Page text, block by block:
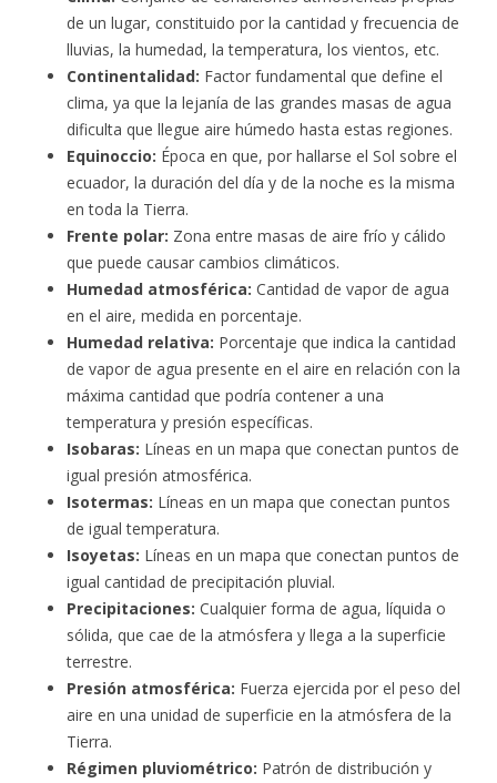
de un lugar, constituido por la cantidad y frecuencia de
lluvias, la humedad, la temperatura, los vientos, etc.
Continentalidad: Factor fundamental que define el
clima, ya que la lejanía de las grandes masas de agua
dificulta que llegue aire húmedo hasta estas regiones.
Equinoccio: Época en que, por hallarse el Sol sobre el
ecuador, la duración del día y de la noche es la misma
en toda la Tierra.
Frente polar: Zona entre masas de aire frío y cálido
que puede causar cambios climáticos.
Humedad atmosférica: Cantidad de vapor de agua
en el aire, medida en porcentaje.
Humedad relativa: Porcentaje que indica la cantidad
de vapor de agua presente en el aire en relación con la
máxima cantidad que podría contener a una
temperatura y presión específicas.
Isobaras: Líneas en un mapa que conectan puntos de
igual presión atmosférica.
Isotermas: Líneas en un mapa que conectan puntos
de igual temperatura.
Isoyetas: Líneas en un mapa que conectan puntos de
igual cantidad de precipitación pluvial.
Precipitaciones: Cualquier forma de agua, líquida o
sólida, que cae de la atmósfera y llega a la superficie
terrestre.
Presión atmosférica: Fuerza ejercida por el peso del
aire en una unidad de superficie en la atmósfera de la
Tierra.
Régimen pluviométrico: Patrón de distribución y